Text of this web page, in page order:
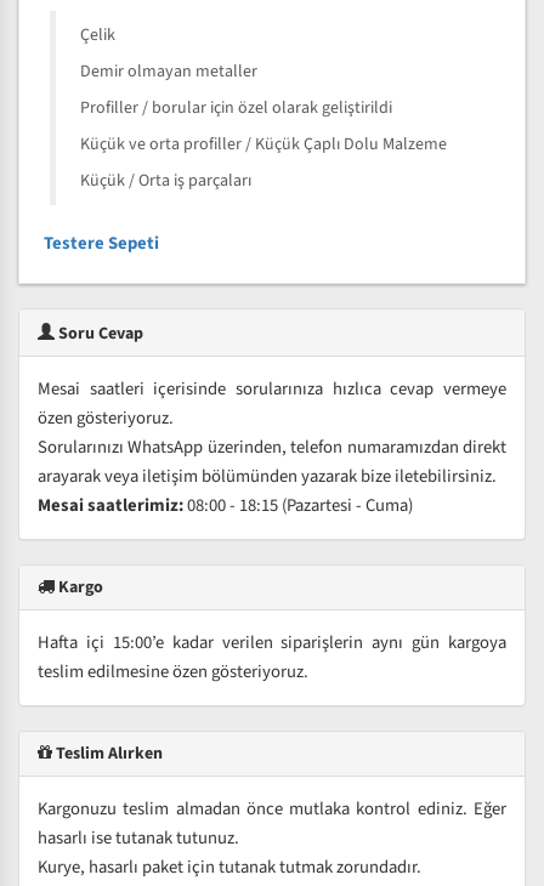
Çelik
Demir olmayan metaller
Profiller / borular için özel olarak geliştirildi
Küçük ve orta profiller / Küçük Çaplı Dolu Malzeme
Küçük / Orta iş parçaları
Testere Sepeti
Soru Cevap
Mesai saatleri içerisinde sorularınıza hızlıca cevap vermeye
özen gösteriyoruz.
Sorularınızı WhatsApp üzerinden, telefon numaramızdan direkt
arayarak veya iletişim bölümünden yazarak bize iletebilirsiniz.
Mesai saatlerimiz:08:00 - 18:15 (Pazartesi - Cuma)
Kargo
Hafta içi 15:00’e kadar verilen siparişlerin aynı gün kargoya
teslim edilmesine özen gösteriyoruz.
Teslim Alırken
Kargonuzu teslim almadan önce mutlaka kontrol ediniz. Eğer
hasarlı ise tutanak tutunuz.
Kurye, hasarlı paket için tutanak tutmak zorundadır.